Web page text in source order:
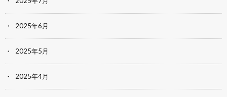
2025年6月
2025年5月
2025年4月